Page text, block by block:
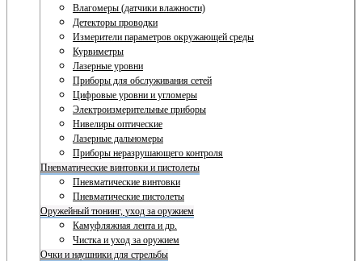
Влагомеры (датчики влажности)
Детекторы проводки
Измерители параметров окружающей среды
Курвиметры
Лазерные уровни
Приборы для обслуживания сетей
Цифровые уровни и угломеры
Электроизмерительные приборы
Нивелиры оптические
Лазерные дальномеры
Приборы неразрушающего контроля
Пневматические винтовки и пистолеты
Пневматические винтовки
Пневматические пистолеты
Оружейный тюнинг, уход за оружием
Камуфляжная лента и др.
Чистка и уход за оружием
Очки и наушники для стрельбы